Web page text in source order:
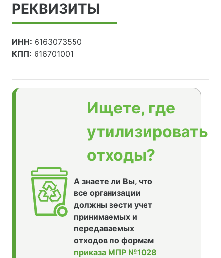
РЕКВИЗИТЫ
ИНН: 6163073550
КПП: 616701001
Ищете, где
утилизировать
отходы?
А знаете ли Вы, что
все организации
должны вести учет
принимаемых и
передаваемых
отходов по формам
приказа МПР №1028